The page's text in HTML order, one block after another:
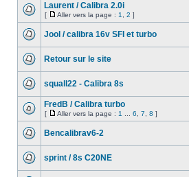
Laurent / Calibra 2.0i
[ Aller vers la page : 1 2 ]
Jool / calibra 16v SFI et turbo
Retour sur le site
squall22 - Calibra 8s
FredB / Calibra turbo
[ Aller vers la page : 1 6 7 8 ]
Bencalibrav6-2
sprint / 8s C20NE